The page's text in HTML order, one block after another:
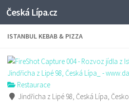
Skip to content
Česká Lípa.cz
ISTANBUL KEBAB & PIZZA
Restaurace
Jindřicha z Lipé 98, Česká Lípa, Česko